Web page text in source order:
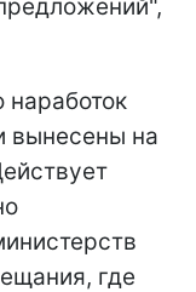
вынесены на
где